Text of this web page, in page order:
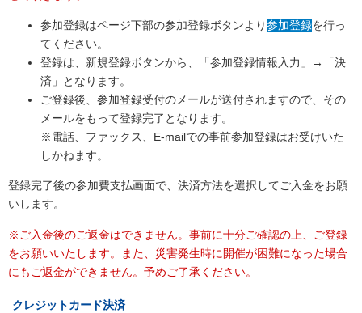
参加登録はページ下部の参加登録ボタンより参加登録を行っ
てください。
登録は、新規登録ボタンから、「参加登録情報入力」→「決
済」となります。
ご登録後、参加登録受付のメールが送付されますので、その
メールをもって登録完了となります。
※電話、ファックス、E-mailでの事前参加登録はお受けいた
しかねます。
登録完了後の参加費支払画面で、決済方法を選択してご入金をお願
いします。
※ご入金後のご返金はできません。事前に十分ご確認の上、ご登録
をお願いいたします。また、災害発生時に開催が困難になった場合
にもご返金ができません。予めご了承ください。
クレジットカード決済